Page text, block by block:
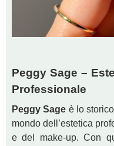
Peggy Sage –
Professionale
Peggy Sage è lo
mondo dell’estetica
e del make-up. Con